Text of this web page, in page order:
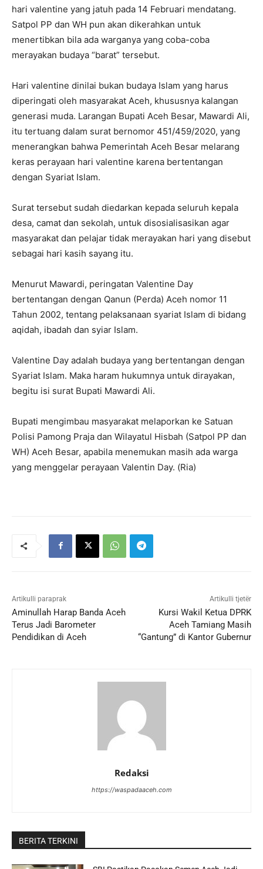
hari valentine yang jatuh pada 14 Februari mendatang.
Satpol PP dan WH pun akan dikerahkan untuk
menertibkan bila ada warganya yang coba-coba
merayakan budaya “barat” tersebut.
Hari valentine dinilai bukan budaya Islam yang harus
diperingati oleh masyarakat Aceh, khususnya kalangan
generasi muda. Larangan Bupati Aceh Besar, Mawardi Ali,
itu tertuang dalam surat bernomor 451/459/2020, yang
menerangkan bahwa Pemerintah Aceh Besar melarang
keras perayaan hari valentine karena bertentangan
dengan Syariat Islam.
Surat tersebut sudah diedarkan kepada seluruh kepala
desa, camat dan sekolah, untuk disosialisasikan agar
masyarakat dan pelajar tidak merayakan hari yang disebut
sebagai hari kasih sayang itu.
Menurut Mawardi, peringatan Valentine Day
bertentangan dengan Qanun (Perda) Aceh nomor 11
Tahun 2002, tentang pelaksanaan syariat Islam di bidang
aqidah, ibadah dan syiar Islam.
Valentine Day adalah budaya yang bertentangan dengan
Syariat Islam. Maka haram hukumnya untuk dirayakan,
begitu isi surat Bupati Mawardi Ali.
Bupati mengimbau masyarakat melaporkan ke Satuan
Polisi Pamong Praja dan Wilayatul Hisbah (Satpol PP dan
WH) Aceh Besar, apabila menemukan masih ada warga
yang menggelar perayaan Valentin Day. (Ria)
Artikulli paraprak
Aminullah Harap Banda Aceh
Terus Jadi Barometer
Pendidikan di Aceh
Artikulli tjetër
Kursi Wakil Ketua DPRK
Aceh Tamiang Masih
“Gantung” di Kantor Gubernur
Redaksi
https://waspadaaceh.com
BERITA TERKINI